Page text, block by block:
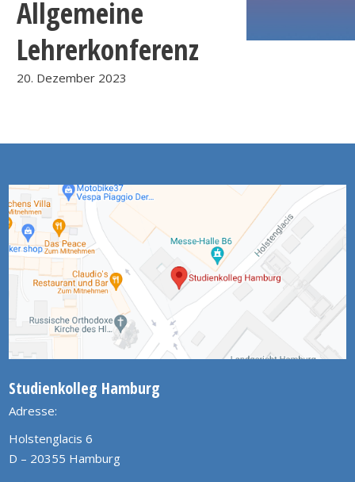
Allgemeine
Lehrerkonferenz
20. Dezember 2023
Studienkolleg Hamburg
Adresse:
Holstenglacis 6
D – 20355 Hamburg